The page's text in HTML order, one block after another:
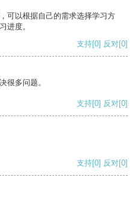
可以根据自己的需求选择学习方
进度。
支持[0] 反对[0]
很多问题。
支持[0] 反对[0]
支持[0] 反对[0]